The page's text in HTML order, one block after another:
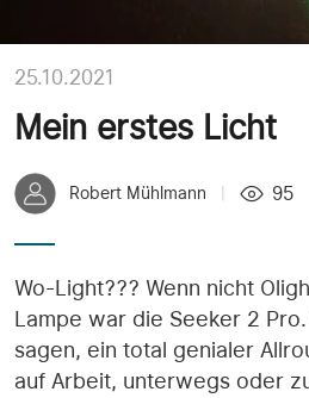
25.10.2021
Mein erstes Licht
Robert Mühlmann 95
Wo-Light??? Wenn nicht
Lampe war die Seeker 2
sagen, ein total genialer
auf Arbeit, unterwegs oder